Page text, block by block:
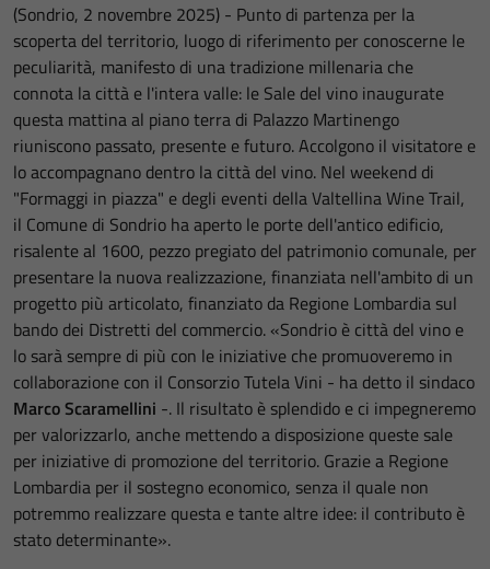
(Sondrio, 2 novembre 2025) - Punto di partenza per la
scoperta del territorio, luogo di riferimento per conoscerne le
peculiarità, manifesto di una tradizione millenaria che
connota la città e l'intera valle: le Sale del vino inaugurate
questa mattina al piano terra di Palazzo Martinengo
riuniscono passato, presente e futuro. Accolgono il visitatore e
lo accompagnano dentro la città del vino. Nel weekend di
"Formaggi in piazza" e degli eventi della Valtellina Wine Trail,
il Comune di Sondrio ha aperto le porte dell'antico edificio,
risalente al 1600, pezzo pregiato del patrimonio comunale, per
presentare la nuova realizzazione, finanziata nell'ambito di un
progetto più articolato, finanziato da Regione Lombardia sul
bando dei Distretti del commercio. «Sondrio è città del vino e
lo sarà sempre di più con le iniziative che promuoveremo in
collaborazione con il Consorzio Tutela Vini - ha detto il sindaco
Marco Scaramellini -. Il risultato è splendido e ci impegneremo
per valorizzarlo, anche mettendo a disposizione queste sale
per iniziative di promozione del territorio. Grazie a Regione
Lombardia per il sostegno economico, senza il quale non
potremmo realizzare questa e tante altre idee: il contributo è
stato determinante».